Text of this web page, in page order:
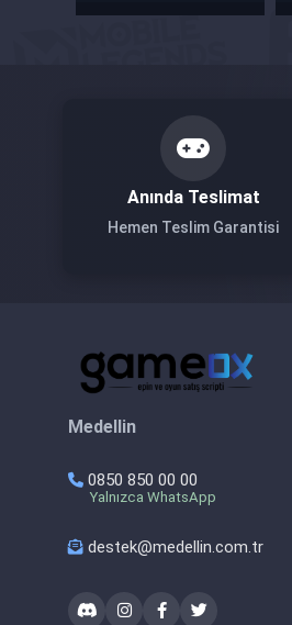
Anında Teslimat
Hemen Teslim Garantisi
Medellin
0850 850 00 00
Yalnızca WhatsApp
destek@medellin.com.tr